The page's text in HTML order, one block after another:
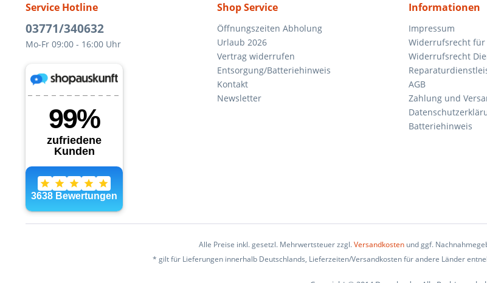
Service Hotline
03771/340632
Mo-Fr 09:00 - 16:00 Uhr
Shop Service
Öffnungszeiten Abholung
Urlaub 2026
Vertrag widerrufen
Entsorgung/Batteriehinweis
Kontakt
Newsletter
Informationen
Impressum
Widerrufsrecht für
Widerrufsrecht
AGB
Zahlung und
Batteriehinweis
Alle Preise inkl. gesetzl. Mehrwertsteuer zzgl.Versandkostenund ggf.
* gilt für Lieferungen innerhalb Deutschlands, Lieferzeiten/Versandkosten für andere Länder